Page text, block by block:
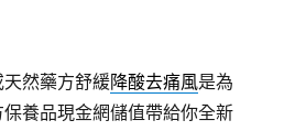
然藥方舒緩降酸去痛風是為
養品現金網儲值帶給你全新